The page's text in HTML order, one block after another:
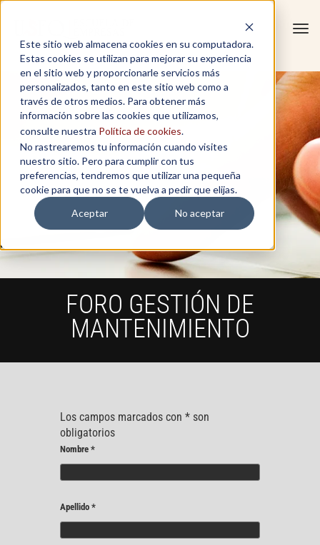
Este sitio web almacena cookies en su computadora.
Estas cookies se utilizan para mejorar su experiencia
en el sitio web y proporcionarle servicios más
personalizados, tanto en este sitio web como a
través de otros medios. Para obtener más
información sobre las cookies que utilizamos,
consulte nuestra Política de cookies.
No rastrearemos tu información cuando visites
nuestro sitio. Pero para cumplir con tus
preferencias, tendremos que utilizar una pequeña
cookie para que no se te vuelva a pedir que elijas.
Aceptar
No aceptar
FORO GESTIÓN DE
MANTENIMIENTO
Los campos marcados con *son
obligatorios
Nombre *
Apellido *